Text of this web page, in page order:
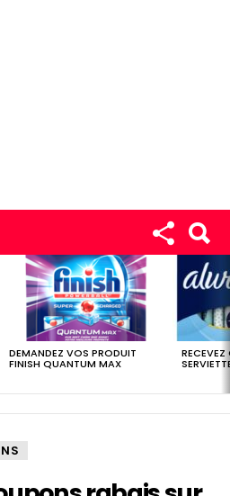
DEMANDEZ VOS PRODUIT
FINISH QUANTUM MAX